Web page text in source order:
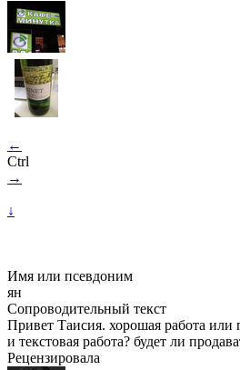
←
Ctrl
→
↓
Имя или псевдоним
ян
Сопроводительный текст
Привет Таисия. хорошая работа или
и текстовая работа? будет ли
Рецензировала